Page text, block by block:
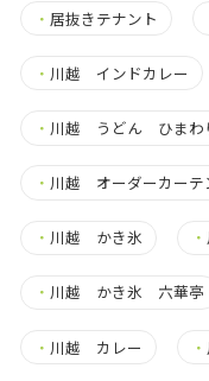
・ 居抜きテナント
・ 川越 インドカレー
・ 川越 うどん ひまわ
・ 川越 オーダーカーテ
・ 川越 かき氷 ・
・ 川越 かき氷 六華亭
・ 川越 カレー ・